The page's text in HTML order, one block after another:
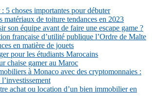
5 choses importantes pour débuter
matériaux de toiture tendances en 2023
son équipe avant de faire une escape game ?
française d’utilité publique l’Ordre de Malte
en matière de jouets
pour les étudiants Marocains
chaise gamer au Maroc
à Monaco avec des cryptomonnaies :
achat ou location d’un bien immobilier en